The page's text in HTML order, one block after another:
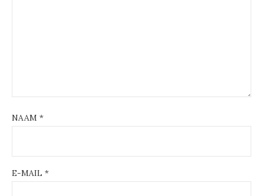
NAAM *
E-MAIL *